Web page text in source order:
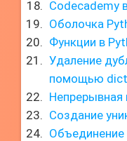
Codecademy
Оболочка
Функции в
Удаление
помощью
Непрерывная
Создание
Объединение